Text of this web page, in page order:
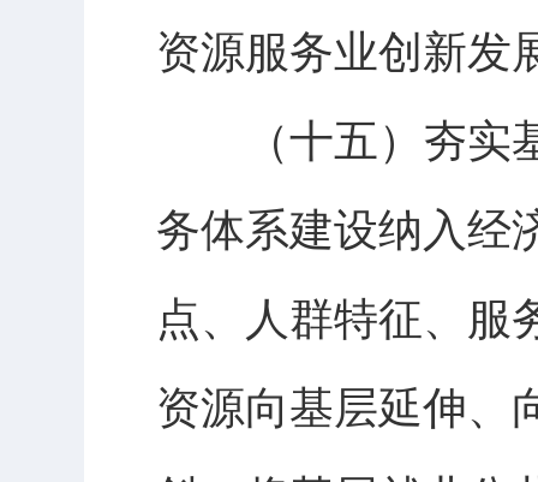
资源服务业创新发
（十五）夯实基
务体系建设纳入经
点、人群特征、服
资源向基层延伸、